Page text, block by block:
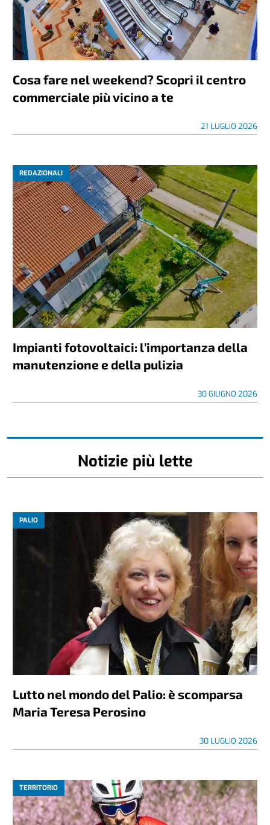
Cosa fare nel weekend? Scopri il centro
commerciale più vicino a te
21 LUGLIO 2026
REDAZIONALI
Impianti fotovoltaici: l’importanza della
manutenzione e della pulizia
30 GIUGNO 2026
Notizie più lette
PALIO
Lutto nel mondo del Palio: è scomparsa
Maria Teresa Perosino
30 LUGLIO 2026
TERRITORIO